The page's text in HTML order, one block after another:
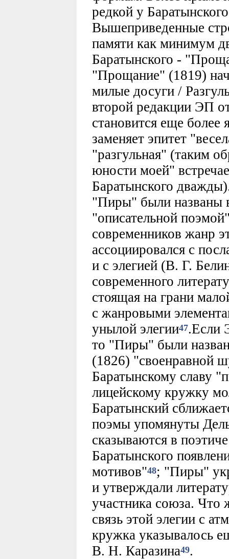
редкой у
Вышеприведенные
памяти как минимум
Баратынского -
"Прощание" (1819)
милые досуги /
второй редакции ЭП
становится еще более
заменяет эпитет
"разгульная" (таким
юности моей"
Баратынского
"Пиры" были названы
"описательной
современников жанр
ассоциировался с
и с элегией (В. Г.
современного
стоящая на грани
с жанровыми
унылой элегии47.Если
то "Пиры" были
(1826) "своенравной
Баратынскому славу
лицейскому кружку
Баратынский
поэмы упомянуты
сказываются в
Баратынского
мотивов"48; "Пиры"
и утверждали
участника союза. Что
связь этой элегии с
кружка указывалось
В. Н. Каразина49.